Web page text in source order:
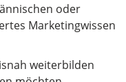
oder
Marketingwissen
weiterbilden